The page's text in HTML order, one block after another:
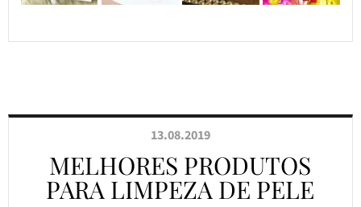
13.08.2019
MELHORES PRODUTOS
PARA LIMPEZA DE PELE